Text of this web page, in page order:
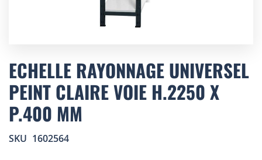
to
the
beginning
of
the
images
ECHELLE RAYONNAGE UNIVERSEL
PEINT CLAIRE VOIE H.2250 X
P.400 MM
SKU 1602564